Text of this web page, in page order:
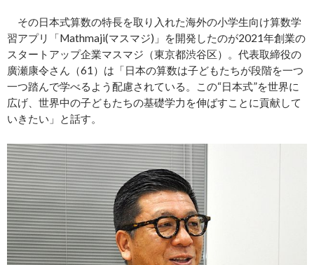
その日本式算数の特長を取り入れた海外の小学生向け算数学
習アプリ「Mathmaji(マスマジ)」を開発したのが2021年創業の
スタートアップ企業マスマジ（東京都渋谷区）。代表取締役の
廣瀬康令さん（61）は「日本の算数は子どもたちが段階を一つ
一つ踏んで学べるよう配慮されている。この“日本式”を世界に
広げ、世界中の子どもたちの基礎学力を伸ばすことに貢献して
いきたい」と話す。